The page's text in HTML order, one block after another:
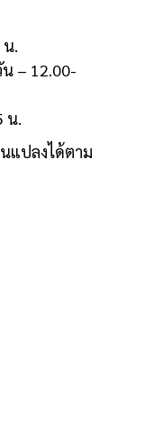
น.
– 12.00-
น.
แปลงได้ตาม